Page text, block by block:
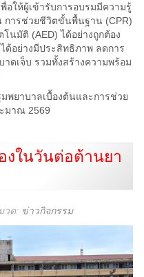
อให้ผู้เข้ารับการอบรมมีความรู้
การช่วยชีวิตขั้นพื้นฐาน (CPR)
นมัติ (AED) ได้อย่างถูกต้อง
ด้อย่างมีประสิทธิภาพ ลดการ
ดเจ็บ รวมทั้งสร้างความพร้อม
พยาบาลเบื้องต้นและการช่วย
มาณ 2569
งในวันต่อต้านยา
วด: ข่าวกิจกรรม